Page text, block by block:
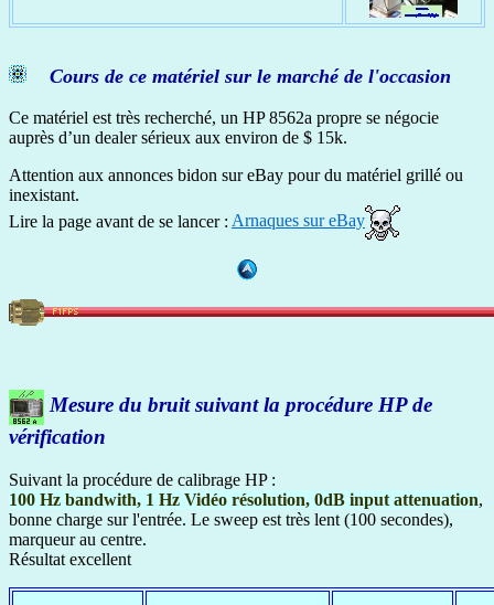
Cours de ce matériel sur le marché de l'occasion
Ce matériel est très recherché, un HP 8562a propre se négocie
auprès d’un dealer sérieux aux environ de $ 15k.
Attention aux annonces bidon sur eBay pour du matériel grillé ou
inexistant.
Lire la page avant de se lancer : Arnaques sur eBay
Mesure du bruit suivant la procédure HP de
vérification
Suivant la procédure de calibrage HP :
100 Hz bandwith, 1 Hz Vidéo résolution, 0dB input attenuation,
bonne charge sur l'entrée. Le sweep est très lent (100 secondes),
marqueur au centre.
Résultat excellent